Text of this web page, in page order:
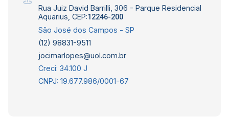
Rua Juiz David Barrilli, 306 - Parque Residencial
Aquarius, CEP:12246-200
São José dos Campos - SP
(12) 98831-9511
jocimarlopes@uol.com.br
Creci: 34.100 J
CNPJ: 19.677.986/0001-67